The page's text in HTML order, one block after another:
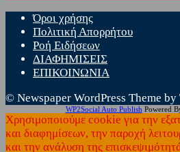
Όροι χρήσης
Πολιτική Απορρήτου
Ροή Ειδήσεων
ΔΙΑΦΗΜΙΣΕΙΣ
ΕΠΙΚΟΙΝΩΝΙΑ
© Newspaper WordPress Theme
WP2Social Auto Publish Powered
Χρησιμοποιούμε cookie για την
και διαφημίσεων, την παροχή
και την ανάλυση της